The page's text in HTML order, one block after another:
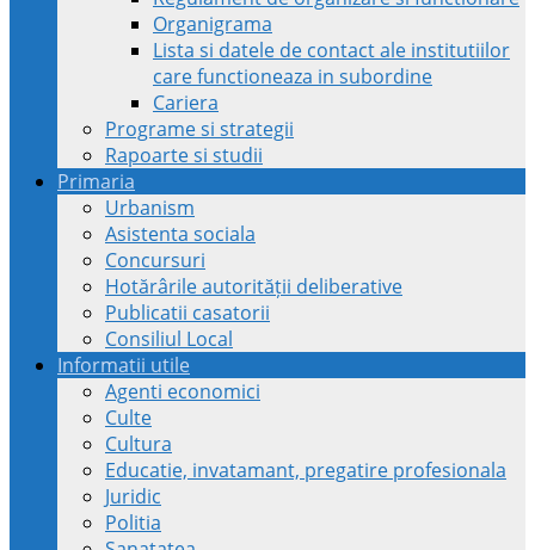
Organigrama
Lista si datele de contact ale institutiilor
care functioneaza in subordine
Cariera
Programe si strategii
Rapoarte si studii
Primaria
Urbanism
Asistenta sociala
Concursuri
Hotărârile autorității deliberative
Publicatii casatorii
Consiliul Local
Informatii utile
Agenti economici
Culte
Cultura
Educatie, invatamant, pregatire profesionala
Juridic
Politia